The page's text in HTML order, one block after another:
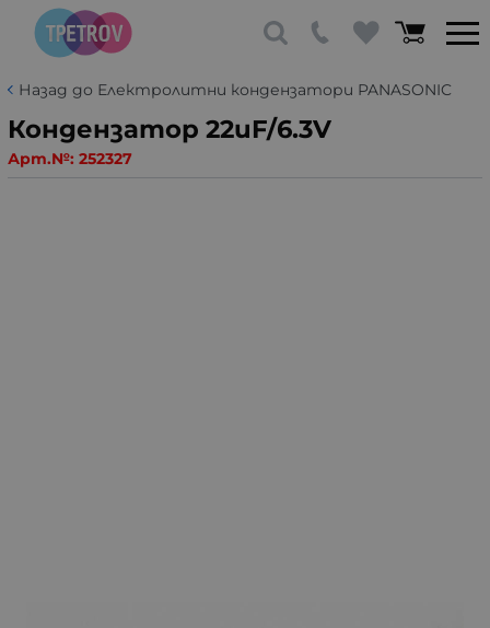
Назад до Електролитни кондензатори PANASONIC
Кондензатор 22uF/6.3V
Арт.№: 252327